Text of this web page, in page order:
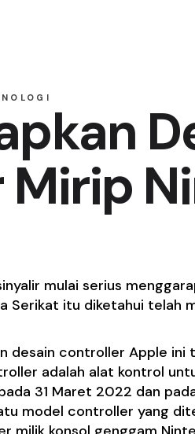
mulai serius
Serikat itu diketahui telah
desain controller Apple ini
adalah alat kontrol
31 Maret 2022 dan
model controller yang